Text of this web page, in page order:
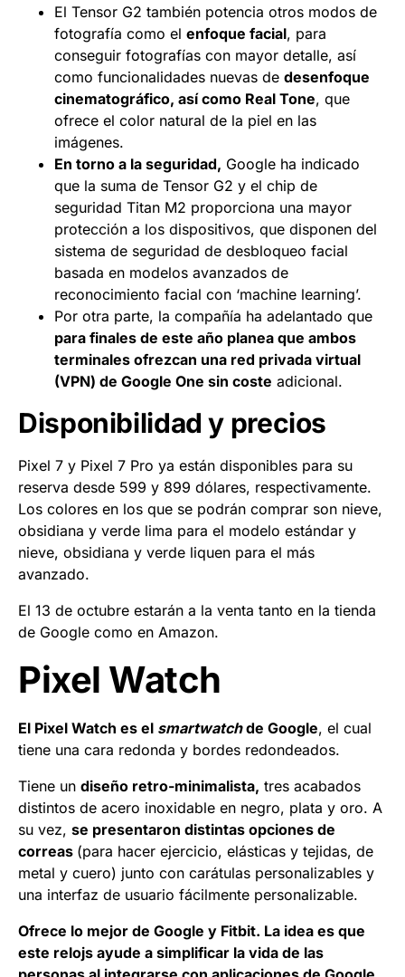
El Tensor G2 también potencia otros modos de
fotografía como el enfoque facial, para
conseguir fotografías con mayor detalle, así
como funcionalidades nuevas de desenfoque
cinematográfico, así como Real Tone, que
ofrece el color natural de la piel en las
imágenes.
En torno a la seguridad, Google ha indicado
que la suma de Tensor G2 y el chip de
seguridad Titan M2 proporciona una mayor
protección a los dispositivos, que disponen del
sistema de seguridad de desbloqueo facial
basada en modelos avanzados de
reconocimiento facial con ‘machine learning’.
Por otra parte, la compañía ha adelantado que
para finales de este año planea que ambos
terminales ofrezcan una red privada virtual
(VPN) de Google One sin coste adicional.
Disponibilidad y precios
Pixel 7 y Pixel 7 Pro ya están disponibles para su
reserva desde 599 y 899 dólares, respectivamente.
Los colores en los que se podrán comprar son nieve,
obsidiana y verde lima para el modelo estándar y
nieve, obsidiana y verde liquen para el más
avanzado.
El 13 de octubre estarán a la venta tanto en la tienda
de Google como en Amazon.
Pixel Watch
El Pixel Watch es el smartwatchde Google, el cual
tiene una cara redonda y bordes redondeados.
Tiene un diseño retro-minimalista, tres acabados
distintos de acero inoxidable en negro, plata y oro. A
su vez, se presentaron distintas opciones de
correas (para hacer ejercicio, elásticas y tejidas, de
metal y cuero) junto con carátulas personalizables y
una interfaz de usuario fácilmente personalizable.
Ofrece lo mejor de Google y Fitbit. La idea es que
este relojs ayude a simplificar la vida de las